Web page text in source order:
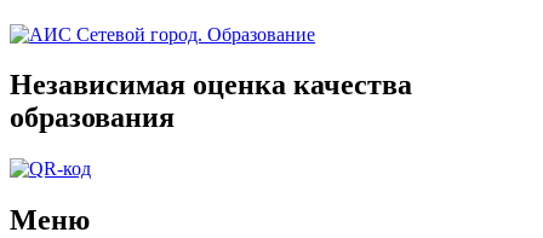
Независимая оценка качества
образования
Меню